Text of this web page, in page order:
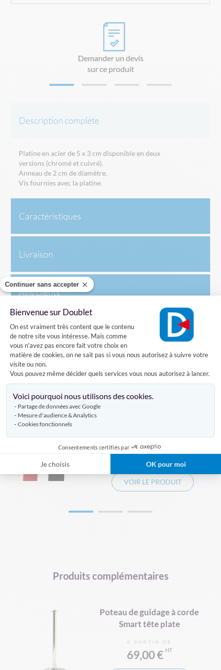
Continuer sans accepter
Bienvenue sur Doublet
Plateforme de Gestion du
On est vraiment très content que le contenu
de notre site vous intéresse. Mais comme
vous n'avez pas encore fait votre choix en
matière de cookies, on ne sait pas si vous nous autorisez à suivre votre
visite ou non.
Vous pouvez même décider quels services vous nous autorisez à lancer.
Voici pourquoi nous utilisons des cookies.
Partage de données avec Google
Mesure d'audience & Analytics
Cookies fonctionnels
Consentements certifiés par
Je choisis OK pour moi
Demander un devis
sur ce produit
Description complète
Platine en acier de 5 x 3 cm disponible en deux
versions (chromé et cuivré).
Anneau de 2 cm de diamètre.
Vis fournies avec la platine.
Caractéristiques
Livraison
Avis clients
DÉCOUVREZ AUSSI
PLATINE POUR MAT
Produits similaires
À PARTIR DE
19,00 €
VOIR LE PRODUIT
Produits complémentaires
Poteau de guidage à corde
Smart tête plate
À PARTIR DE
69,00 €